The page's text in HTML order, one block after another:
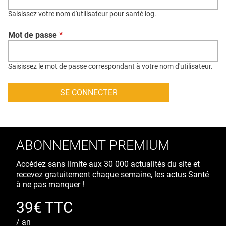
CONTACT
CRÉDITS
Saisissez votre nom d'utilisateur pour santé log.
Mot de passe *
Saisissez le mot de passe correspondant à votre nom d'utilisateur.
ABONNEMENT PREMIUM
Accédez sans limite aux 30 000 actualités du site et
recevez gratuitement chaque semaine, les actus Santé
à ne pas manquer !
39€ TTC
/ an